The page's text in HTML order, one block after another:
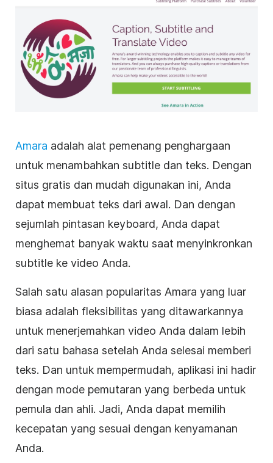
Amara adalah alat pemenang penghargaan
untuk menambahkan subtitle dan teks. Dengan
situs gratis dan mudah digunakan ini, Anda
dapat membuat teks dari awal. Dan dengan
sejumlah pintasan keyboard, Anda dapat
menghemat banyak waktu saat menyinkronkan
subtitle ke video Anda.
Salah satu alasan popularitas Amara yang luar
biasa adalah fleksibilitas yang ditawarkannya
untuk menerjemahkan video Anda dalam lebih
dari satu bahasa setelah Anda selesai memberi
teks. Dan untuk mempermudah, aplikasi ini hadir
dengan mode pemutaran yang berbeda untuk
pemula dan ahli. Jadi, Anda dapat memilih
kecepatan yang sesuai dengan kenyamanan
Anda.